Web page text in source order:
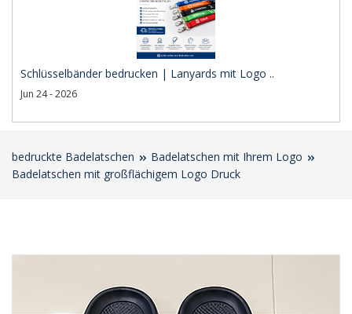
Schlüsselbänder bedrucken | Lanyards mit Logo ..
Jun 24 - 2026
bedruckte Badelatschen
Badelatschen mit Ihrem Logo
Badelatschen mit großflächigem Logo Druck